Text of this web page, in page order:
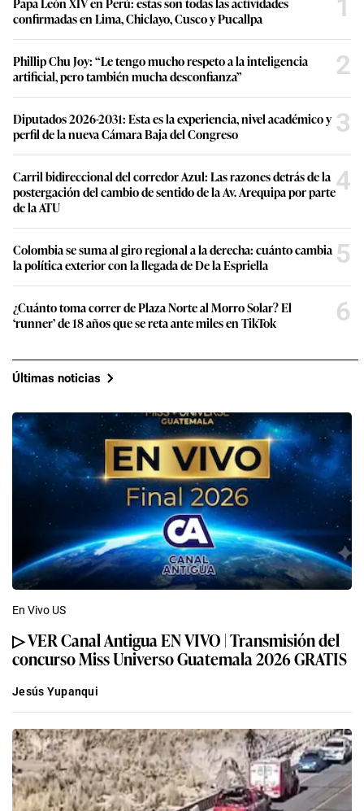
confirmadas en Lima, Chiclayo, Cusco y Pucallpa
1
Phillip Chu Joy: “Le tengo mucho respeto a la inteligencia
artificial, pero también mucha desconfianza”
2
Diputados 2026-2031: Esta es la experiencia, nivel académico y
perfil de la nueva Cámara Baja del Congreso
3
Carril bidireccional del corredor Azul: Las razones detrás de la
postergación del cambio de sentido de la Av. Arequipa por parte
de la ATU
4
Colombia se suma al giro regional a la derecha: cuánto cambia
la política exterior con la llegada de De la Espriella
5
¿Cuánto toma correr de Plaza Norte al Morro Solar? El
‘runner’ de 18 años que se reta ante miles en TikTok
6
Últimas noticias
En Vivo US
▷ VER Canal Antigua EN VIVO | Transmisión del
concurso Miss Universo Guatemala 2026 GRATIS
Jesús Yupanqui